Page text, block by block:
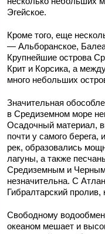
Эгейское.
Кроме того, еще
— Альборанское,
Крупнейшие острова
Крит и Корсика, а
много небольших
Значительная
в Средиземном море
Осадочный материал,
почти у самого
рек, образовались
лагуны, а также
Средиземным и Черным
незначительна. С
Гибралтарский
Свободному
океаном мешает и